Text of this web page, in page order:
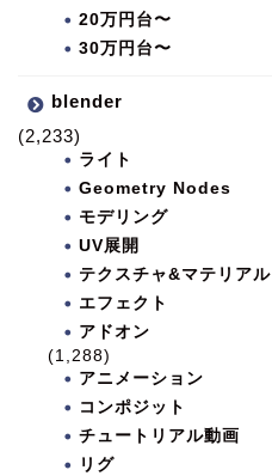
20万円台〜
30万円台〜
blender
(2,233)
ライト
Geometry Nodes
モデリング
UV展開
テクスチャ&マテリアル
エフェクト
アドオン
(1,288)
アニメーション
コンポジット
チュートリアル動画
リグ